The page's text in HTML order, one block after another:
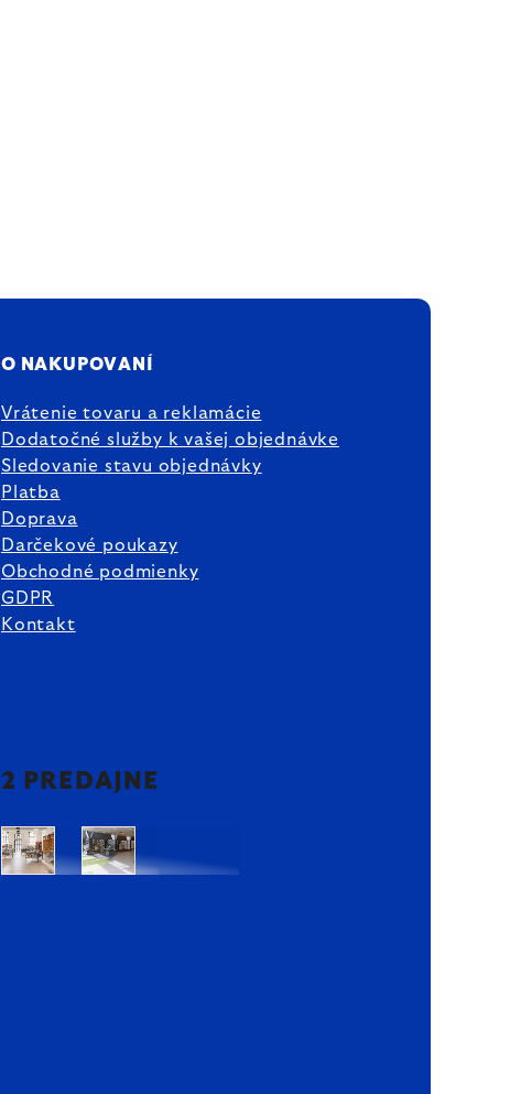
O NAKUPOVANÍ
Vrátenie tovaru a reklamácie
Dodatočné služby k vašej objednávke
Sledovanie stavu objednávky
Platba
Doprava
Darčekové poukazy
Obchodné podmienky
GDPR
Kontakt
2 PREDAJNE